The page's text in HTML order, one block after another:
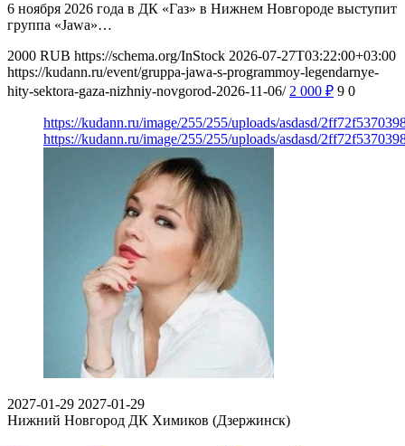
6 ноября 2026 года в ДК «Газ» в Нижнем Новгороде выступит
группа «Jawa»…
2000 RUB https://schema.org/InStock 2026-07-27T03:22:00+03:00
https://kudann.ru/event/gruppa-jawa-s-programmoy-legendarnye-
hity-sektora-gaza-nizhniy-novgorod-2026-11-06/ 2 000 ₽ 9 0
https://kudann.ru/image/255/255/uploads/asdasd/
https://kudann.ru/image/255/255/uploads/asdasd/
2027-01-29 2027-01-29
Нижний Новгород ДК Химиков (Дзержинск)